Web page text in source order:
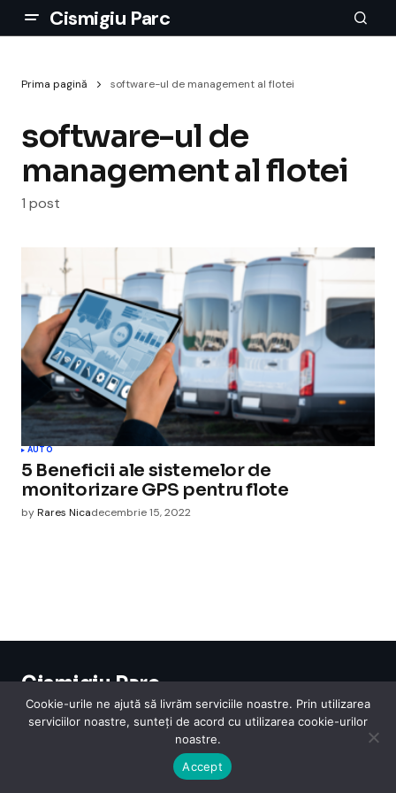
Cismigiu Parc
Prima pagină software-ul de management al flotei
software-ul de
management al flotei
1 post
AUTO
5 Beneficii ale sistemelor de
monitorizare GPS pentru flote
byRares Nicadecembrie 15, 2022
Cismigiu Parc
© 2024 CismigiuParc. All Rights Reserved.
Internet Legislatie Medical Moda Sarbatori Telefoane
Cookie-urile ne ajută să livrăm serviciile noastre. Prin utilizarea
serviciilor noastre, sunteți de acord cu utilizarea cookie-urilor
noastre.
Accept